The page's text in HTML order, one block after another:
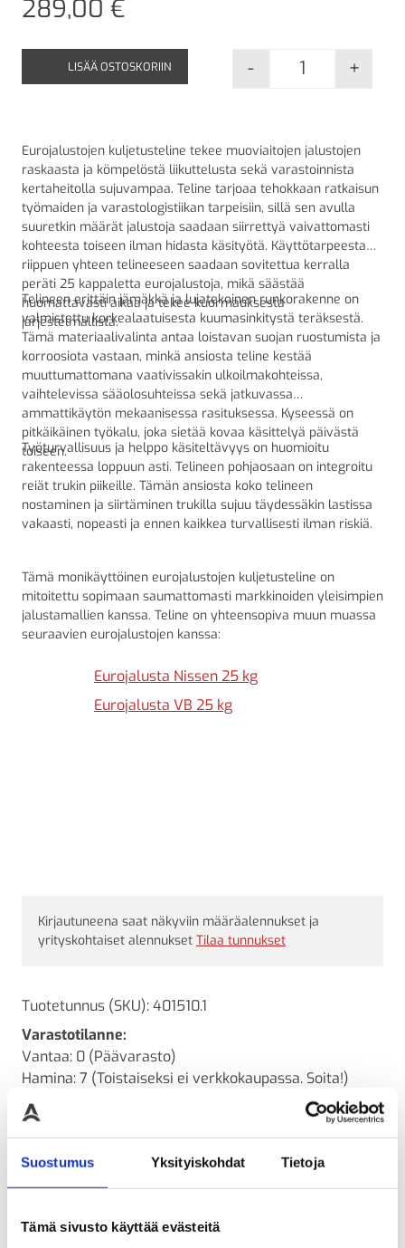
Suostumus Yksityiskohdat Tietoja
Tämä sivusto käyttää evästeitä
289,00 €
- +
LISÄÄ OSTOSKORIIN
Eurojalustojen kuljetusteline tekee muoviaitojen jalustojen
raskaasta ja kömpelöstä liikuttelusta sekä varastoinnista
kertaheitolla sujuvampaa. Teline tarjoaa tehokkaan ratkaisun
työmaiden ja varastologistiikan tarpeisiin, sillä sen avulla
suuretkin määrät jalustoja saadaan siirrettyä vaivattomasti
kohteesta toiseen ilman hidasta käsityötä. Käyttötarpeesta
riippuen yhteen telineeseen saadaan sovitettua kerralla
peräti 25 kappaletta eurojalustoja, mikä säästää
huomattavasti aikaa ja tekee kuormauksesta
järjestelmällistä.
Telineen erittäin jämäkkä ja lujatekoinen runkorakenne on
valmistettu korkealaatuisesta kuumasinkitystä teräksestä.
Tämä materiaalivalinta antaa loistavan suojan ruostumista ja
korroosiota vastaan, minkä ansiosta teline kestää
muuttumattomana vaativissakin ulkoilmakohteissa,
vaihtelevissa sääolosuhteissa sekä jatkuvassa
ammattikäytön mekaanisessa rasituksessa. Kyseessä on
pitkäikäinen työkalu, joka sietää kovaa käsittelyä päivästä
toiseen.
Työturvallisuus ja helppo käsiteltävyys on huomioitu
rakenteessa loppuun asti. Telineen pohjaosaan on integroitu
reiät trukin piikeille. Tämän ansiosta koko telineen
nostaminen ja siirtäminen trukilla sujuu täydessäkin lastissa
vakaasti, nopeasti ja ennen kaikkea turvallisesti ilman riskiä.
Tämä monikäyttöinen eurojalustojen kuljetusteline on
mitoitettu sopimaan saumattomasti markkinoiden yleisimpien
jalustamallien kanssa. Teline on yhteensopiva muun muassa
seuraavien eurojalustojen kanssa:
Eurojalusta Nissen 25 kg
Eurojalusta VB 25 kg
Kirjautuneena saat näkyviin määräalennukset ja
yrityskohtaiset alennukset Tilaa tunnukset
Tuotetunnus (SKU):401510.1
Varastotilanne:
Vantaa: 0 (Päävarasto)
Hamina: 7 (Toistaiseksi ei verkkokaupassa. Soita!)
Oulu: 0 (Toistaiseksi ei verkkokaupassa. Soita!)
Lähetettävissä:arvio 7 päivää
ARVIOT